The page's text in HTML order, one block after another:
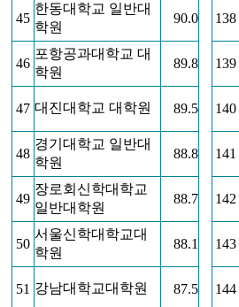
45
한동대학교 일반대
학원
90.0 138
46
포항공과대학교 대
학원
89.8 139
47 대진대학교 대학원 89.5 140
48
경기대학교 일반대
학원
88.8 141
49
장로회신학대학교
일반대학원
88.7 142
50
서울신학대학교대
학원
88.1 143
51 강남대학교대학원 87.5 144